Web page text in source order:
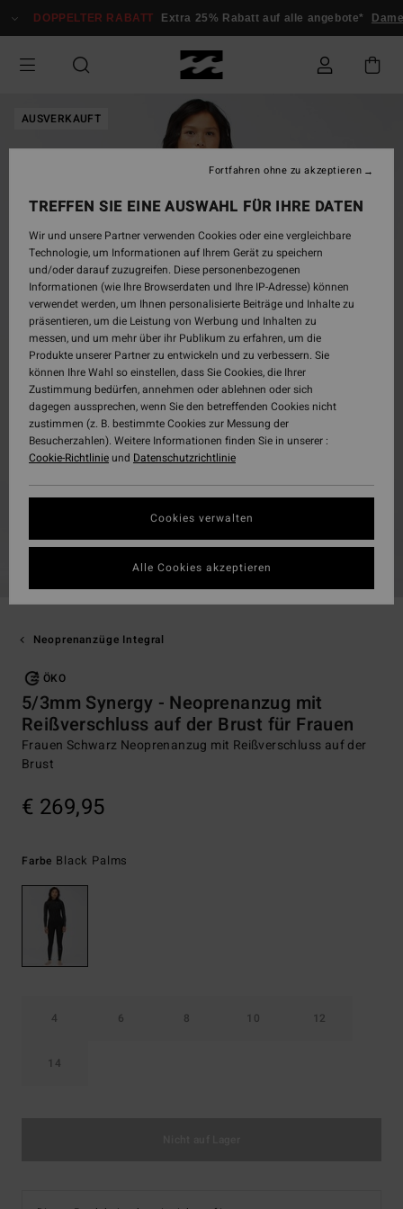
zur
springen
DOPPELTER RABATT Extra 25% Rabatt auf alle angebote* Damen
AUSVERKAUFT
Neoprenanzüge Integral
ÖKO
5/3mm Synergy - Neoprenanzug mit
Reißverschluss auf der Brust für Frauen
Frauen Schwarz Neoprenanzug mit Reißverschluss auf der
Brust
€ 269,95
Farbe Black Palms
4 6 8 10 12
14
TREFFEN SIE EINE AUSWAHL FÜR IHRE DATEN
Wir und unsere Partner verwenden Cookies oder eine vergleichbare
Technologie, um Informationen auf Ihrem Gerät zu speichern
und/oder darauf zuzugreifen. Diese personenbezogenen
Informationen (wie Ihre Browserdaten und Ihre IP-Adresse) können
verwendet werden, um Ihnen personalisierte Beiträge und Inhalte zu
präsentieren, um die Leistung von Werbung und Inhalten zu
messen, und um mehr über ihr Publikum zu erfahren, um die
Produkte unserer Partner zu entwickeln und zu verbessern. Sie
können Ihre Wahl so einstellen, dass Sie Cookies, die Ihrer
Zustimmung bedürfen, annehmen oder ablehnen oder sich
dagegen aussprechen, wenn Sie den betreffenden Cookies nicht
zustimmen (z. B. bestimmte Cookies zur Messung der
Besucherzahlen). Weitere Informationen finden Sie in unserer :
Cookie-Richtlinieund Datenschutzrichtlinie
Cookies verwalten
Fortfahren ohne zu akzeptieren
Alle Cookies akzeptieren